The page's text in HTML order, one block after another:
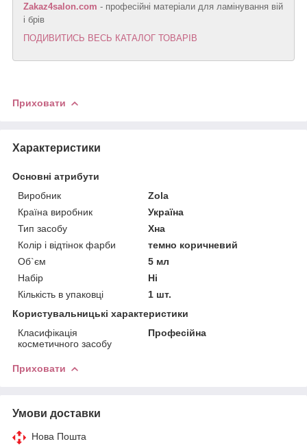
Zakaz4salon.com - професійні матеріали для ламінування вій
і брів
ПОДИВИТИСЬ ВЕСЬ КАТАЛОГ ТОВАРІВ
Приховати
Характеристики
Основні атрибути
Виробник
Zola
Країна виробник
Україна
Тип засобу
Хна
Колір і відтінок фарби
темно коричневий
Об`єм
5 мл
Набір
Ні
Кількість в упаковці
1 шт.
Користувальницькі характеристики
Класифікація
косметичного засобу
Професійна
Приховати
Умови доставки
Нова Пошта